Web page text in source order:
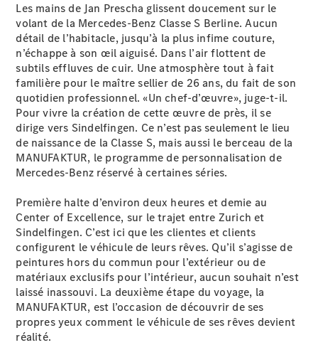
Tous les modèles
Nouveaux modèles
Modèles électriques
Modèles hybrides rechargeables
Berlines
Tous les
Berlines
CLA
Électrique
CLA
Classe C
Berline
Classe
C
Les mains de Jan Prescha glissent doucement sur le
volant de la Mercedes-Benz Classe S Berline. Aucun
détail de l’habitacle, jusqu’à la plus infime couture,
n’échappe à son œil aiguisé. Dans l’air flottent de
subtils effluves de cuir. Une atmosphère tout à fait
familière pour le maître sellier de 26 ans, du fait de son
quotidien professionnel. «Un chef-d’œuvre», juge-t-il.
Pour vivre la création de cette œuvre de près, il se
dirige vers Sindelfingen. Ce n’est pas seulement le lieu
de naissance de la Classe S, mais aussi le berceau de la
MANUFAKTUR, le programme de personnalisation de
Mercedes-Benz réservé à certaines séries.
Première halte d’environ deux heures et demie au
Center of Excellence, sur le trajet entre Zurich et
Sindelfingen. C’est ici que les clientes et clients
configurent le véhicule de leurs rêves. Qu’il s’agisse de
peintures hors du commun pour l’extérieur ou de
matériaux exclusifs pour l’intérieur, aucun souhait n’est
laissé inassouvi. La deuxième étape du voyage, la
MANUFAKTUR, est l’occasion de découvrir de ses
propres yeux comment le véhicule de ses rêves devient
réalité.